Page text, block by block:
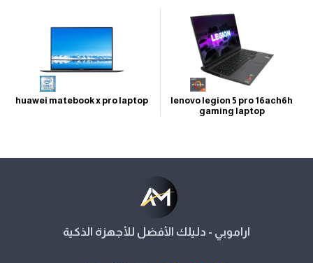
lenovo legion 5 pro 16ach6h
gaming laptop
huawei matebook x pro laptop
اراموبي - دليلك الأفضل للأجهزة الذكية